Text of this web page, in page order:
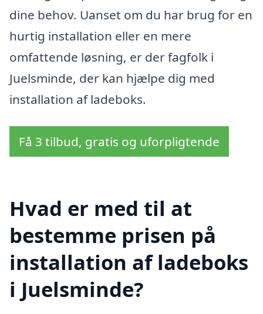
dine behov. Uanset om du har brug for en
hurtig installation eller en mere
omfattende løsning, er der fagfolk i
Juelsminde, der kan hjælpe dig med
installation af ladeboks.
Få 3 tilbud, gratis og uforpligtende
Hvad er med til at
bestemme prisen på
installation af ladeboks
i Juelsminde?